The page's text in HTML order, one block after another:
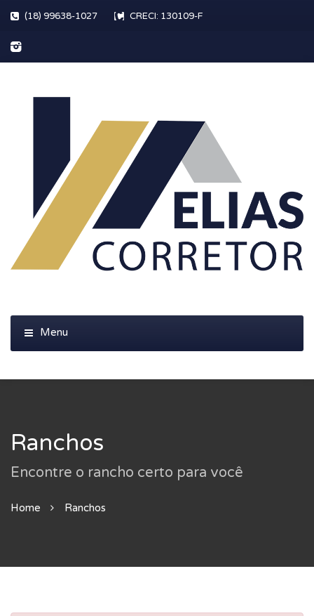
(18) 99638-1027 CRECI: 130109-F
Ranchos
Encontre o rancho certo para você
Home Ranchos